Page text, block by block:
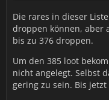
Die rares in dieser
droppen können, aber
bis zu 376 droppen.
Um den 385 loot
nicht angelegt. Selbst
gering zu sein. Bis